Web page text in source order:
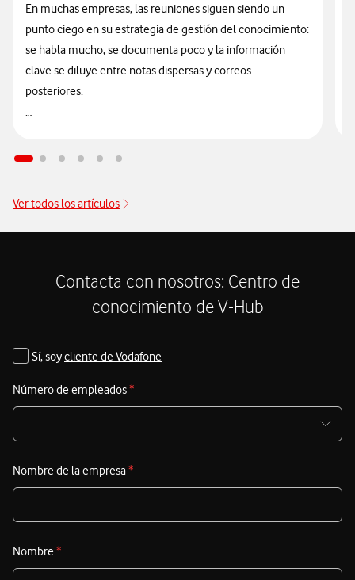
En muchas empresas, las reuniones siguen siendo un
punto ciego en su estrategia de gestión del conocimiento:
se habla mucho, se documenta poco y la información
clave se diluye entre notas dispersas y correos
posteriores.
Microsoft 365 Copilot cambia esta rutina, ya que permite
externos.
Ver todos los artículos
Contacta con nosotros: Centro de
conocimiento de V-Hub
Sí, soycliente de Vodafone
Número de empleados*
Nombre de la empresa*
Nombre *